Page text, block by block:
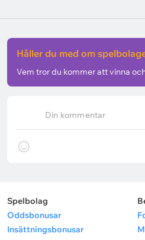
Din kommentar
Håller du med om
Vem tror du kommer att vinna
Spelbolag
Oddsbonusar
Insättningsbonusar